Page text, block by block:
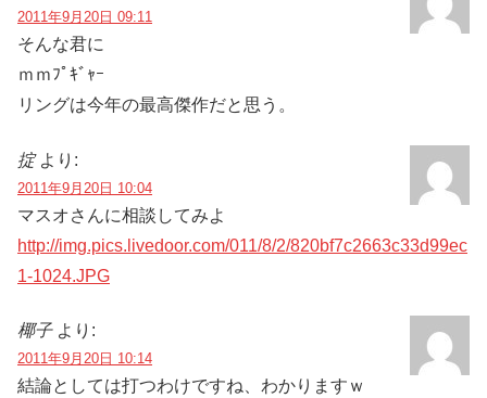
2011年9月20日 09:11
そんな君に
ｍｍﾌﾟｷﾞｬｰ
リングは今年の最高傑作だと思う。
掟 より:
2011年9月20日 10:04
マスオさんに相談してみよ
http://img.pics.livedoor.com/011/8/2/820bf7c2663c33d99ec
1-1024.JPG
椰子 より:
2011年9月20日 10:14
結論としては打つわけですね、わかりますｗ